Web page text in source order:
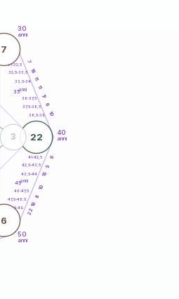
30
anni
40
anni
50
anni
31-32,5
32,5-33,5
33,5-34
36-37,5
37,5-38,5
38,5-39
41-42,5
42,5-43,5
43,5-44
46-47,5
47,5-48,5
48,5-49
7
18
11
11
17
6
10
9
5
15
10
8
16
22
22
7
6
3
35anni
45anni